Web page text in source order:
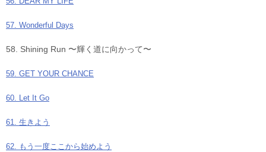
57. Wonderful Days
58. Shining Run 〜輝く道に向かって〜
59. GET YOUR CHANCE
60. Let It Go
61. 生きよう
62. もう一度ここから始めよう